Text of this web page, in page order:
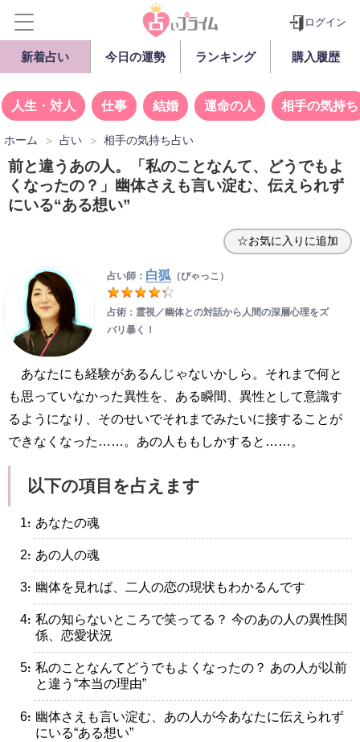
ログイン
新着占い 今日の運勢 ランキング 購入履歴
人生・対人 仕事 結婚 運命の人 相手の気持ち
ホーム 占い 相手の気持ち占い
前と違うあの人。「私のことなんて、どうでもよ
くなったの？」幽体さえも言い淀む、伝えられず
にいる“ある想い”
☆お気に入りに追加
占い師： 白狐（びゃっこ）
占術：霊視／幽体との対話から人間の深層心理をズ
バリ暴く！
あなたにも経験があるんじゃないかしら。それまで何と
も思っていなかった異性を、ある瞬間、異性として意識す
るようになり、そのせいでそれまでみたいに接することが
できなくなった……。あの人ももしかすると……。
以下の項目を占えます
・あなたの魂
・あの人の魂
・幽体を見れば、二人の恋の現状もわかるんです
・私の知らないところで笑ってる？ 今のあの人の異性関
係、恋愛状況
・私のことなんてどうでもよくなったの？ あの人が以前
と違う“本当の理由”
・幽体さえも言い淀む、あの人が今あなたに伝えられず
にいる“ある想い”